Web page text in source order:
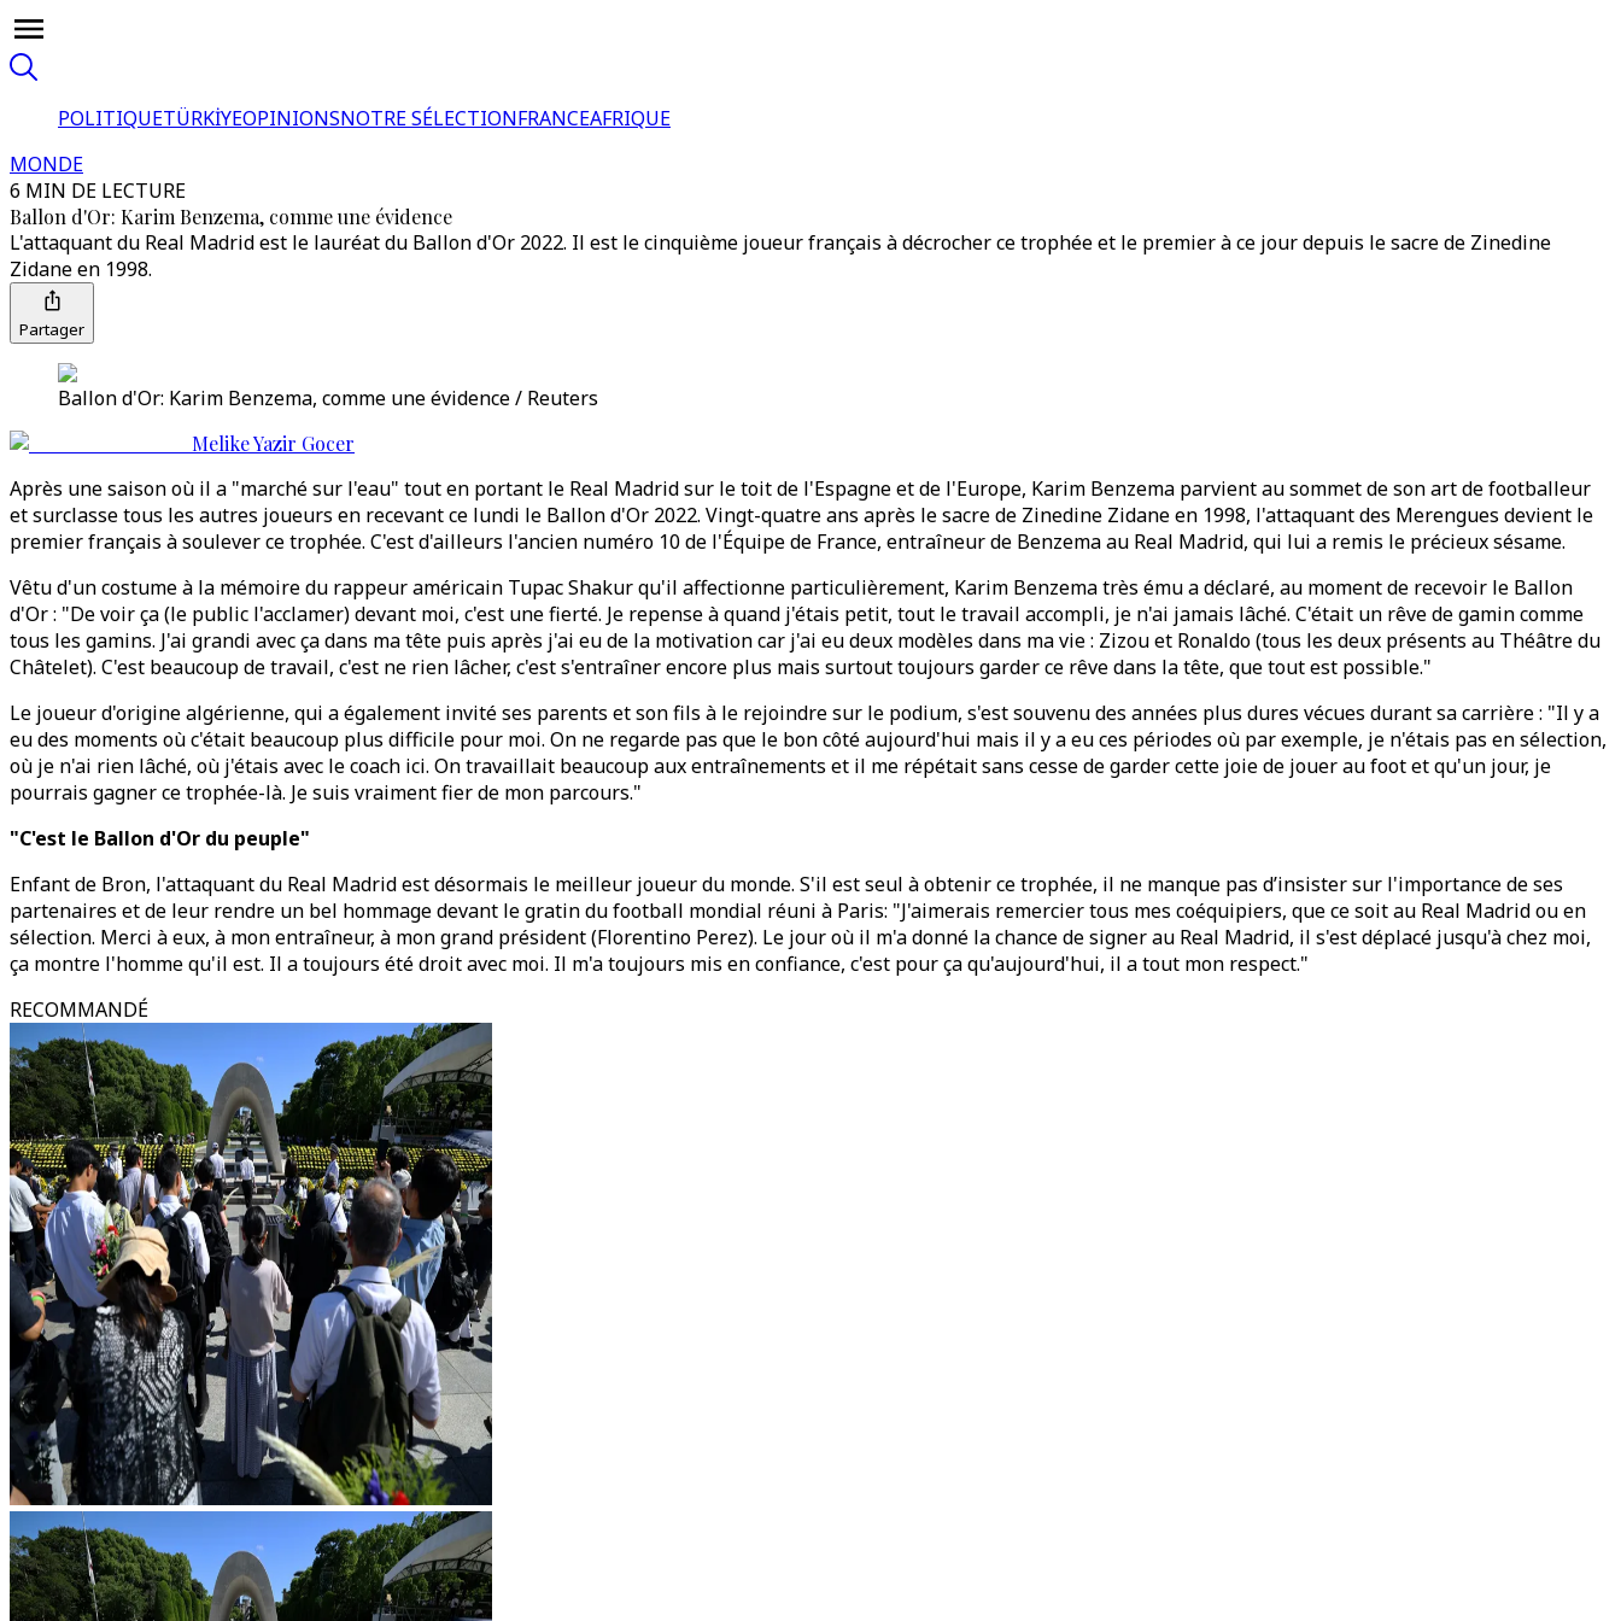
POLITIQUETÜRKİYEOPINIONSNOTRE SÉLECTIONFRANCEAFRIQUE
MONDE
6 MIN DE LECTURE
Ballon d'Or: Karim Benzema, comme une évidence
L'attaquant du Real Madrid est le lauréat du Ballon d'Or 2022. Il est le cinquième joueur français à décrocher ce trophée et le premier à ce jour depuis le sacre de Zinedine
Zidane en 1998.
Partager
Ballon d'Or: Karim Benzema, comme une évidence / Reuters
Melike Yazir Gocer
Après une saison où il a "marché sur l'eau" tout en portant le Real Madrid sur le toit de l'Espagne et de l'Europe, Karim Benzema parvient au sommet de son art de footballeur
et surclasse tous les autres joueurs en recevant ce lundi le Ballon d'Or 2022. Vingt-quatre ans après le sacre de Zinedine Zidane en 1998, l'attaquant des Merengues devient le
premier français à soulever ce trophée. C'est d'ailleurs l'ancien numéro 10 de l'Équipe de France, entraîneur de Benzema au Real Madrid, qui lui a remis le précieux sésame.
Vêtu d'un costume à la mémoire du rappeur américain Tupac Shakur qu'il affectionne particulièrement, Karim Benzema très ému a déclaré, au moment de recevoir le Ballon
d'Or : "De voir ça (le public l'acclamer) devant moi, c'est une fierté. Je repense à quand j'étais petit, tout le travail accompli, je n'ai jamais lâché. C'était un rêve de gamin comme
tous les gamins. J'ai grandi avec ça dans ma tête puis après j'ai eu de la motivation car j'ai eu deux modèles dans ma vie : Zizou et Ronaldo (tous les deux présents au Théâtre du
Châtelet). C'est beaucoup de travail, c'est ne rien lâcher, c'est s'entraîner encore plus mais surtout toujours garder ce rêve dans la tête, que tout est possible."
Le joueur d'origine algérienne, qui a également invité ses parents et son fils à le rejoindre sur le podium, s'est souvenu des années plus dures vécues durant sa carrière : "Il y a
eu des moments où c'était beaucoup plus difficile pour moi. On ne regarde pas que le bon côté aujourd'hui mais il y a eu ces périodes où par exemple, je n'étais pas en sélection,
où je n'ai rien lâché, où j'étais avec le coach ici. On travaillait beaucoup aux entraînements et il me répétait sans cesse de garder cette joie de jouer au foot et qu'un jour, je
pourrais gagner ce trophée-là. Je suis vraiment fier de mon parcours."
"C'est le Ballon d'Or du peuple"
Enfant de Bron, l'attaquant du Real Madrid est désormais le meilleur joueur du monde. S'il est seul à obtenir ce trophée, il ne manque pas d’insister sur l'importance de ses
partenaires et de leur rendre un bel hommage devant le gratin du football mondial réuni à Paris: "J'aimerais remercier tous mes coéquipiers, que ce soit au Real Madrid ou en
sélection. Merci à eux, à mon entraîneur, à mon grand président (Florentino Perez). Le jour où il m'a donné la chance de signer au Real Madrid, il s'est déplacé jusqu'à chez moi,
ça montre l'homme qu'il est. Il a toujours été droit avec moi. Il m'a toujours mis en confiance, c'est pour ça qu'aujourd'hui, il a tout mon respect."
RECOMMANDÉ